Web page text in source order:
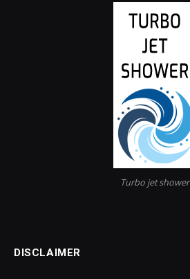
Turbo jet shower
DISCLAIMER